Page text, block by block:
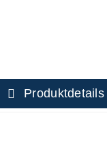
Produktdetails